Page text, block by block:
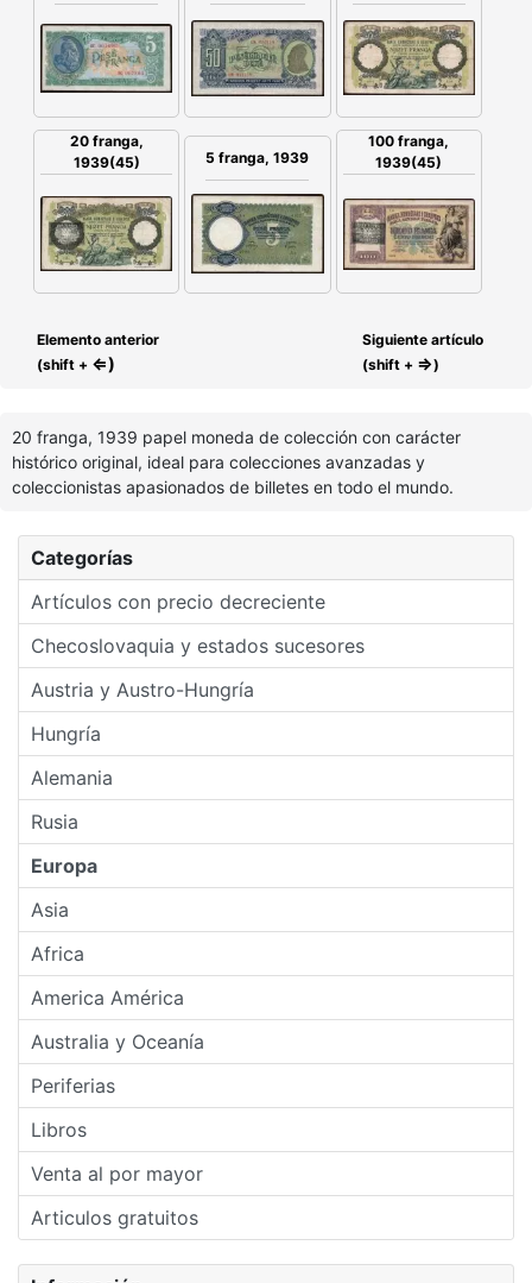
Categorías
Artículos con precio decreciente
Checoslovaquia y estados sucesores
Austria y Austro-Hungría
Hungría
Alemania
Rusia
Europa
Asia
Africa
America América
Australia y Oceanía
Periferias
Libros
Venta al por mayor
Articulos gratuitos
20 franga,
1939(45)
5 franga, 1939
100 franga,
1939(45)
Elemento anterior
(shift + ⇐)
Siguiente artículo
(shift + ⇒)
20 franga, 1939 papel moneda de colección con carácter
histórico original, ideal para colecciones avanzadas y
coleccionistas apasionados de billetes en todo el mundo.